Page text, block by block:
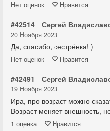
Нет оценок Нравится
#42514 Сергей
20 Ноября 2023
Да, спасибо, сестрёнка! )
Нет оценок Нравится
#42491 Сергей
19 Ноября 2023
Ира, про возраст можно
Возраст меняет внешность,
1 оценка Нравится